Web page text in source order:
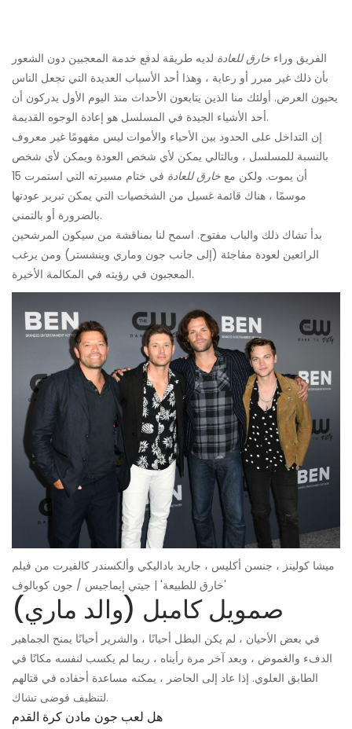
الفريق وراء خارق للعادة لديه طريقة لدفع خدمة المعجبين دون الشعور
بأن ذلك غير مبرر أو رعاية ، وهذا أحد الأسباب العديدة التي تجعل الناس
يحبون العرض. أولئك منا الذين يتابعون الأحداث منذ اليوم الأول يدركون أن
أحد الأشياء الجيدة في المسلسل هو إعادة الوجوه القديمة.
إن التداخل على الحدود بين الأحياء والأموات ليس مفهومًا غير معروف
بالنسبة للمسلسل ، وبالتالي يمكن لأي شخص العودة ويمكن لأي شخص
أن يموت. ولكن مع خارق للعادة
في ختام مسيرته التي استمرت 15
موسمًا ، هناك قائمة غسيل من الشخصيات التي يمكن تبرير عودتها
بالضرورة أو بالتمني.
بدأ تشاك ذلك والباب مفتوح. اسمح لنا بمناقشة من سيكون المرشحين
الرائعين لعودة مفاجئة (إلى جانب جون وماري وينشستر) ومن يرغب
المعجبون في رؤيته في المكالمة الأخيرة.
ميشا كولينز ، جنسن أكليس ، جاريد باداليكي وألكسندر كالفيرت من فيلم
'خارق للطبيعة' | جيتي إيماجيس / جون كوبالوف
صمويل كامبل (والد ماري)
في بعض الأحيان ، لم يكن البطل أحيانًا ، والشرير أحيانًا يمنح الجماهير
الدفء والغموض ، وبعد آخر مرة رأيناه ، ربما لم يكسب لنفسه مكانًا في
الطابق العلوي. إذا عاد إلى الحاضر ، يمكنه مساعدة أحفاده في قتالهم
لتنظيف فوضى تشاك.
هل لعب جون مادن كرة القدم